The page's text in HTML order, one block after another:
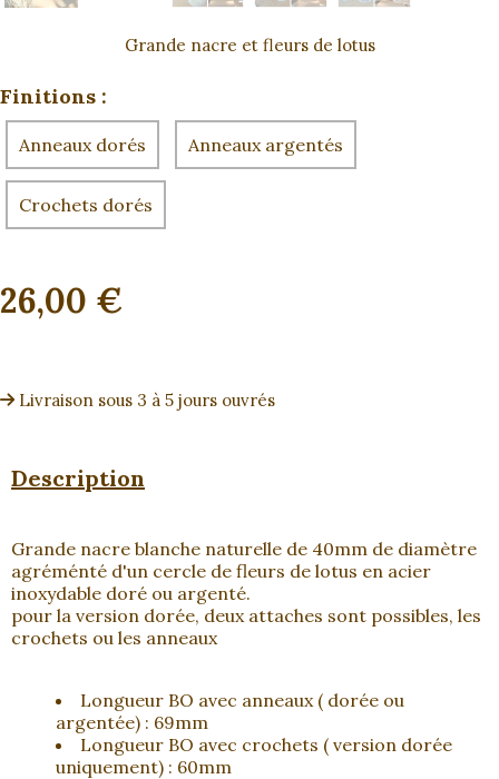
Grande nacre et fleurs de lotus
Finitions :
Anneaux dorés Anneaux argentés
Crochets dorés
26,00 €
Livraison sous 3 à 5 jours ouvrés
Description
Grande nacre blanche naturelle de 40mm de diamètre
agréménté d'un cercle de fleurs de lotus en acier
inoxydable doré ou argenté.
pour la version dorée, deux attaches sont possibles, les
crochets ou les anneaux
Longueur BO avec anneaux ( dorée ou
argentée) : 69mm
Longueur BO avec crochets ( version dorée
uniquement) : 60mm